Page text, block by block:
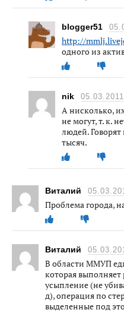
blogger51
http://
одного из
nik 05.03.2011
А нисколько,
не могут, т. к.
людей.
тысяч.
Виталий
Проблема города,
Виталий
В области ММУП
которая выполняет
усыпление (не
д), операция по
выделенные под